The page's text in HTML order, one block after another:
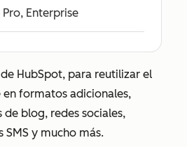
Pro, Enterprise
de HubSpot, para reutilizar el
formatos adicionales,
blog, redes sociales,
SMS y mucho más.